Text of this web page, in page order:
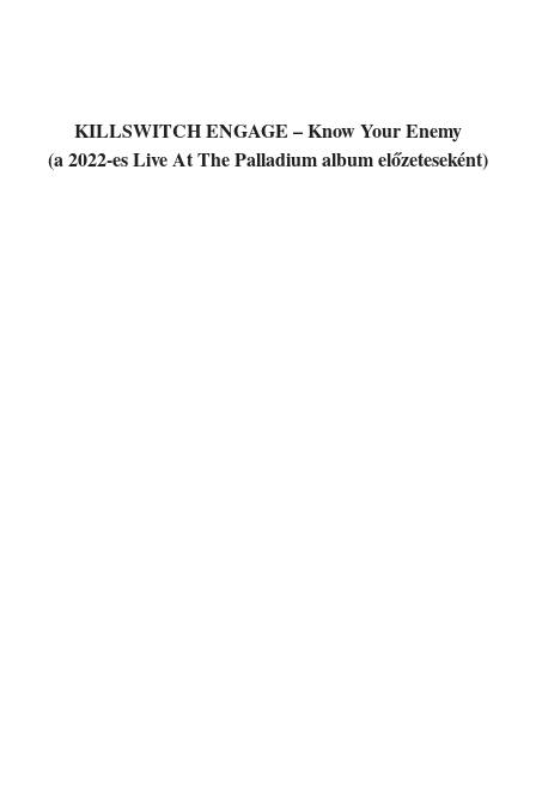
KILLSWITCH ENGAGE – Know Your Enemy
(a 2022-es Live At The Palladium album előzeteseként)